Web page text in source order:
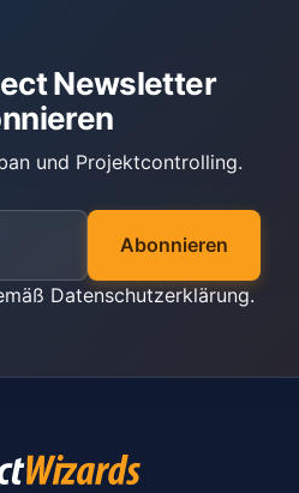
Newsletter
und Projektcontrolling.
Abonnieren
Datenschutzerklärung.